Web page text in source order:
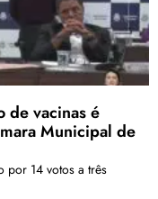
de vacinas é
Municipal de
por 14 votos a três